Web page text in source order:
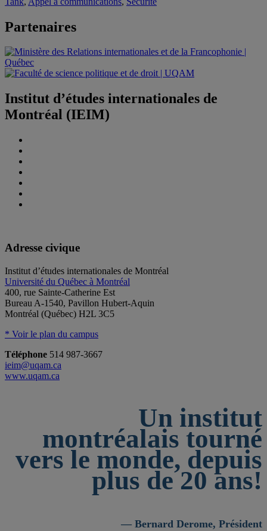
Partenaires
Institut d’études internationales de
Montréal (IEIM)
Adresse civique
Institut d’études internationales de Montréal
Université du Québec à Montréal
400, rue Sainte-Catherine Est
Bureau A-1540, Pavillon Hubert-Aquin
Montréal (Québec) H2L 3C5
* Voir le plan du campus
Téléphone 514 987-3667
ieim@uqam.ca
www.uqam.ca
Un institut
montréalais tourné
vers le monde, depuis
plus de 20 ans!
— Bernard Derome, Président